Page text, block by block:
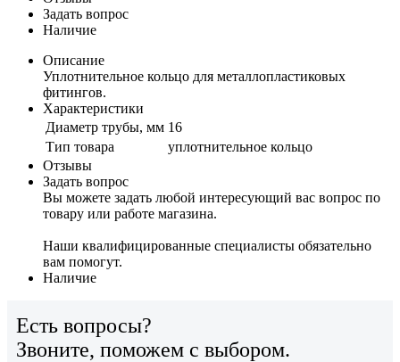
Задать вопрос
Наличие
Описание
Уплотнительное кольцо для металлопластиковых
фитингов.
Характеристики
Диаметр трубы, мм 16
Тип товара
уплотнительное кольцо
Отзывы
Задать вопрос
Вы можете задать любой интересующий вас вопрос по
товару или работе магазина.
Наши квалифицированные специалисты обязательно
вам помогут.
Наличие
Есть вопросы?
Звоните, поможем с выбором.